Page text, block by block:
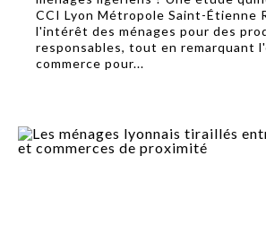
CCI Lyon Métropole Saint-Étienne
l'intérêt des ménages pour des
responsables, tout en remarquant
commerce pour...